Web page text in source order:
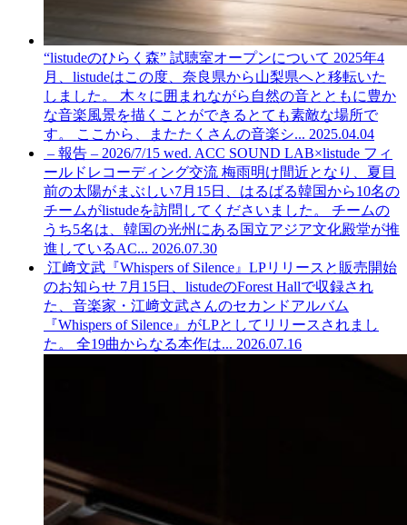
“listudeのひらく森” 試聴室オープンについて 2025年4
月、listudeはこの度、奈良県から山梨県へと移転いた
しました。 木々に囲まれながら自然の音とともに豊か
な音楽風景を描くことができるとても素敵な場所で
す。 ここから、またたくさんの音楽シ... 2025.04.04
– 報告 – 2026/7/15 wed. ACC SOUND LAB×listude フィ
ールドレコーディング交流 梅雨明け間近となり、夏目
前の太陽がまぶしい7月15日、はるばる韓国から10名の
チームがlistudeを訪問してくださいました。 チームの
うち5名は、韓国の光州にある国立アジア文化殿堂が推
進しているAC... 2026.07.30
江﨑文武『Whispers of Silence』LPリリースと販売開始
のお知らせ 7月15日、listudeのForest Hallで収録され
た、音楽家・江﨑文武さんのセカンドアルバム
『Whispers of Silence』がLPとしてリリースされまし
た。 全19曲からなる本作は... 2026.07.16